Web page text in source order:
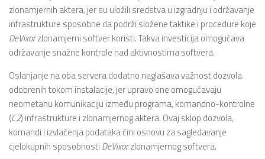
zlonamjernih aktera, jer su uložili sredstva u izgradnju i održavanje
infrastrukture sposobne da podrži složene taktike i procedure koje
DeVixorzlonamjerni softver koristi. Takva investicija omogućava
održavanje snažne kontrole nad aktivnostima softvera.
Oslanjanje na oba servera dodatno naglašava važnost dozvola
odobrenih tokom instalacije, jer upravo one omogućavaju
neometanu komunikaciju između programa, komandno-kontrolne
(C2) infrastrukture i zlonamjernog aktera. Ovaj sklop dozvola,
komandi i izvlačenja podataka čini osnovu za sagledavanje
cjelokupnih sposobnosti DeVixorzlonamjernog softvera.